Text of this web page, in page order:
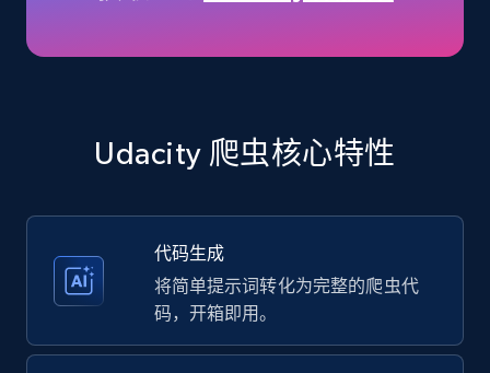
Title, Seller name, Brand, Description, Initial
more.
35.3K+ 5.7K+ 注册使用
Udacity 爬虫核心特性
代码生成
将简单提示词转化为完整的爬虫代
码，开箱即用。